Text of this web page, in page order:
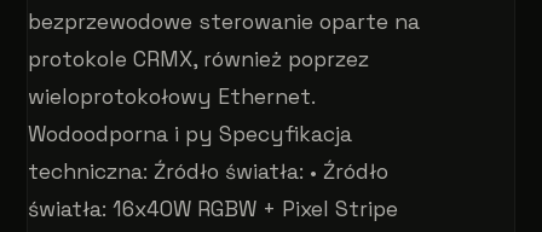
bezprzewodowe sterowanie oparte na
protokole CRMX, również poprzez
wieloprotokołowy Ethernet.
Wodoodporna i py Specyfikacja
techniczna: Źródło światła: • Źródło
światła: 16x40W RGBW + Pixel Stripe